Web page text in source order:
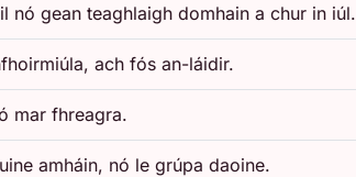
nó gean teaghlaigh domhain a chur in iúl.
ach fós an-láidir.
mar fhreagra.
amháin, nó le grúpa daoine.